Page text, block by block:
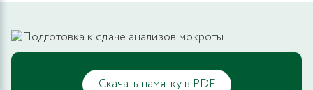
Скачать памятку в PDF